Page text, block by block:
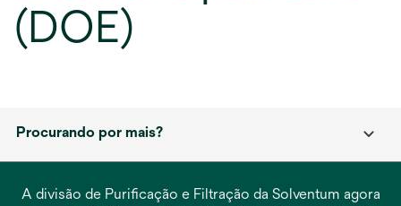
(DOE)
Procurando por mais?
A divisão de Purificação e Filtração da Solventum agora